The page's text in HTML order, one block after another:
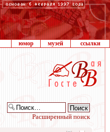
юмор музей ссылки
Расширенный поиск